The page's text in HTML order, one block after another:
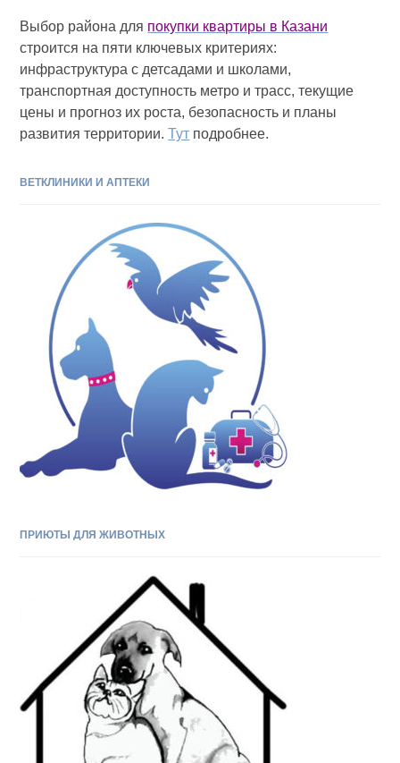
Выбор района для покупки квартиры в Казани
строится на пяти ключевых критериях:
инфраструктура с детсадами и школами,
транспортная доступность метро и трасс, текущие
цены и прогноз их роста, безопасность и планы
развития территории.Тут подробнее.
ВЕТКЛИНИКИ И АПТЕКИ
ПРИЮТЫ ДЛЯ ЖИВОТНЫХ